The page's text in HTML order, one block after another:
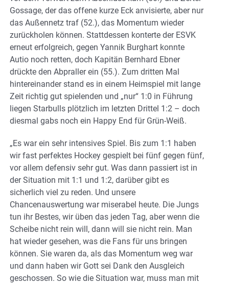
Gossage, der das offene kurze Eck anvisierte, aber nur
das Außennetz traf (52.), das Momentum wieder
zurückholen können. Stattdessen konterte der ESVK
erneut erfolgreich, gegen Yannik Burghart konnte
Autio noch retten, doch Kapitän Bernhard Ebner
drückte den Abpraller ein (55.). Zum dritten Mal
hintereinander stand es in einem Heimspiel mit lange
Zeit richtig gut spielenden und „nur“ 1:0 in Führung
liegen Starbulls plötzlich im letzten Drittel 1:2 – doch
diesmal gabs noch ein Happy End für Grün-Weiß.
„Es war ein sehr intensives Spiel. Bis zum 1:1 haben
wir fast perfektes Hockey gespielt bei fünf gegen fünf,
vor allem defensiv sehr gut. Was dann passiert ist in
der Situation mit 1:1 und 1:2, darüber gibt es
sicherlich viel zu reden. Und unsere
Chancenauswertung war miserabel heute. Die Jungs
tun ihr Bestes, wir üben das jeden Tag, aber wenn die
Scheibe nicht rein will, dann will sie nicht rein. Man
hat wieder gesehen, was die Fans für uns bringen
können. Sie waren da, als das Momentum weg war
und dann haben wir Gott sei Dank den Ausgleich
geschossen. So wie die Situation war, muss man mit